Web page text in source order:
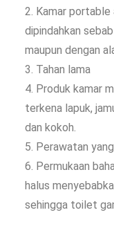
2. Kamar portable
dipindahkan
maupun dengan
3. Tahan lama
4. Produk kamar
terkena lapuk,
dan kokoh.
5. Perawatan
6. Permukaan
halus
sehingga toilet